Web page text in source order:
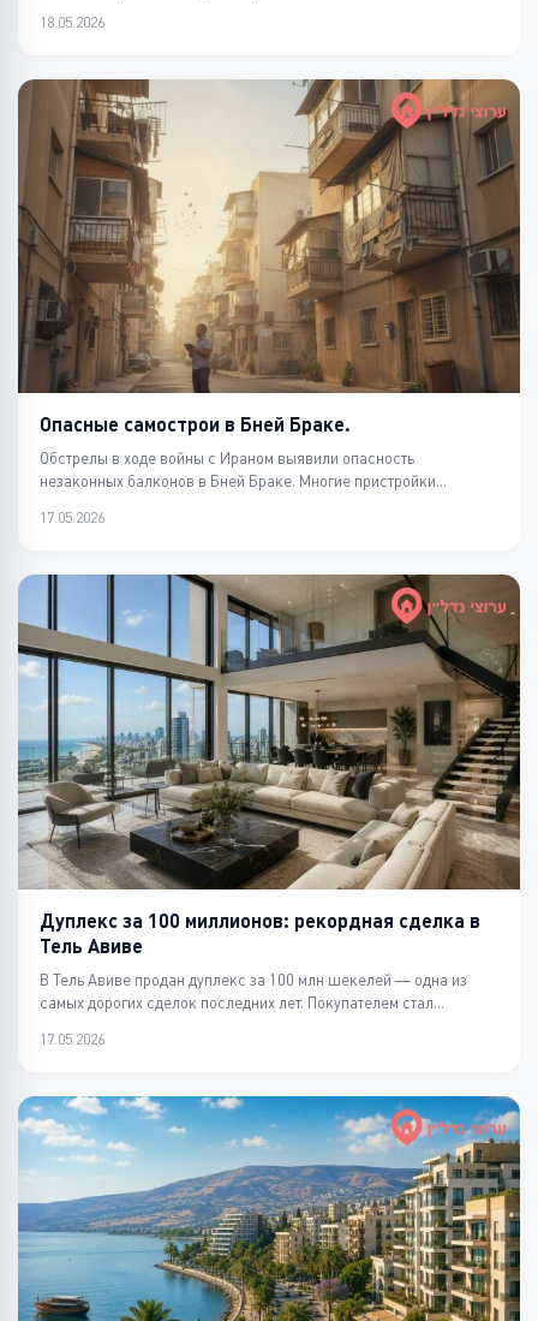
18.05.2026
Опасные самострои в Бней Браке.
Обстрелы в ходе войны с Ираном выявили опасность
незаконных балконов в Бней Браке. Многие пристройки
17.05.2026
Дуплекс за 100 миллионов: рекордная сделка в
Тель Авиве
В Тель Авиве продан дуплекс за 100 млн шекелей — одна из
самых дорогих сделок последних лет. Покупателем стал...
17.05.2026